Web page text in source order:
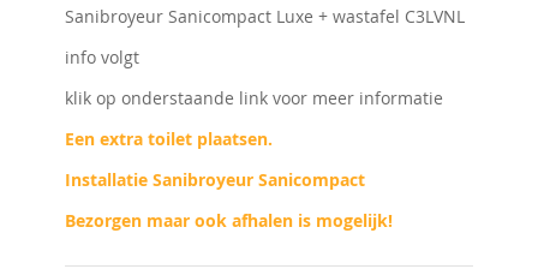
Sanibroyeur Sanicompact Luxe + wastafel C3LVNL
info volgt
klik op onderstaande link voor meer informatie
Een extra toilet plaatsen.
Installatie Sanibroyeur Sanicompact
Bezorgen maar ook afhalen is mogelijk!